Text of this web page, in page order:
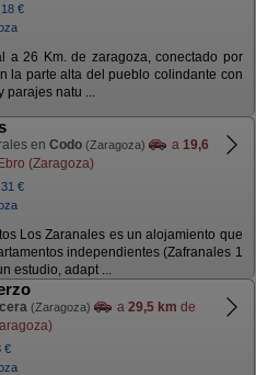
18 €
a 26 Km. de zaragoza, conectado por
la parte alta del pueblo colindante con
parajes natu ...
en Codo (Zaragoza) a 19,6
(Zaragoza)
31 €
Los Zaranales es un alojamiento que
independientes (Zafranales 1
estudio, adapt ...
(Zaragoza) a 29,5 km de
€